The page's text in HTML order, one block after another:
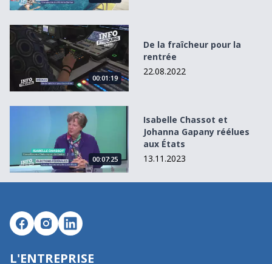
De la fraîcheur pour la rentrée
00:01:19
De la fraîcheur pour la
rentrée
22.08.2022
Isabelle Chassot et Johanna Gapany réélues aux États
00:07:25
Isabelle Chassot et
Johanna Gapany réélues
aux États
13.11.2023
L'ENTREPRISE